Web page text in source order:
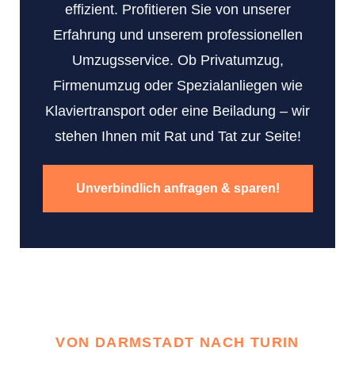
effizient. Profitieren Sie von unserer
Erfahrung und unserem professionellen
Umzugsservice. Ob Privatumzug,
Firmenumzug oder Spezialanliegen wie
Klaviertransport oder eine Beiladung – wir
stehen Ihnen mit Rat und Tat zur Seite!
Unverbindlich anfragen & sparen!
VON DARMSTADT NACH TURIN